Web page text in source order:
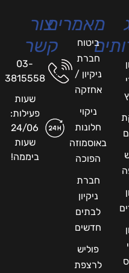
מאמרים
ביטוח
חברת
ניקיון /
אחזקה
ניקוי
חלונות
באוסמוזה
הפוכה
חברת
ניקיון
לבתים
חדשים
פוליש
לרצפת
צור
קשר
03-
3815558
שעות
פעילות:
24/06
שעות
ביממה!